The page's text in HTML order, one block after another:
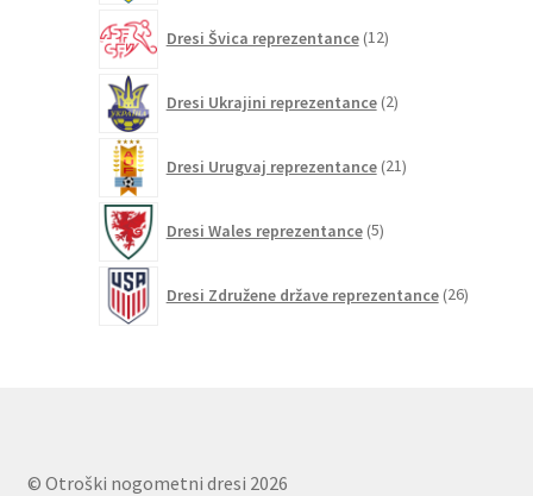
Dresi Švica reprezentance 12izdelkov
Dresi Ukrajini reprezentance 2izdelka
Dresi Urugvaj reprezentance 21izdelkov
Dresi Wales reprezentance 5izdelkov
Dresi Združene države reprezentance 26izdelkov
© Otroški nogometni dresi 2026